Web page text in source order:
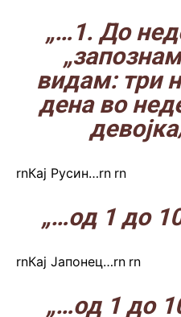
„…1. До
видам: три
дена во
rnКај Русин…rn rn
„…од 1 до
rnКај Јапонец…rn rn
„…од 1 до